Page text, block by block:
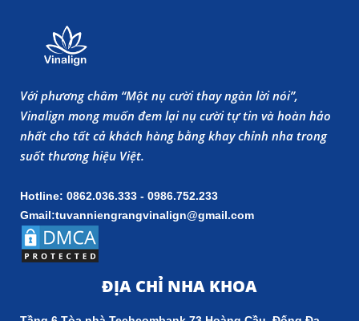
Với phương châm “Một nụ cười thay ngàn lời nói”,
Vinalign mong muốn đem lại nụ cười tự tin và hoàn hảo
nhất cho tất cả khách hàng bằng khay chỉnh nha trong
suốt thương hiệu Việt.
Hotline: 0862.036.333 - 0986.752.233
Gmail:tuvanniengrangvinalign@gmail.com
ĐỊA CHỈ NHA KHOA